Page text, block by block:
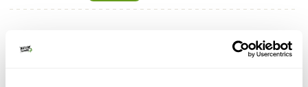
Bereikbaarheid Sundarbans India